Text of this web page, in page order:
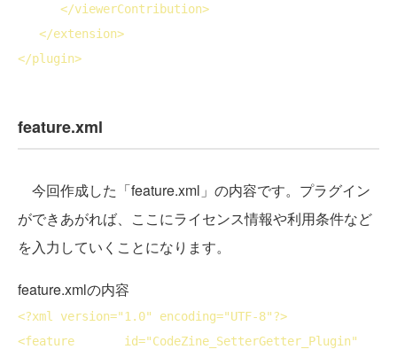
</viewerContribution>
</extension>
</plugin>
feature.xml
今回作成した「feature.xml」の内容です。プラグイン
ができあがれば、ここにライセンス情報や利用条件など
を入力していくことになります。
feature.xmlの内容
<?xml version="1.0" encoding="UTF-8"?>
<feature id="CodeZine_SetterGetter_Plugin"